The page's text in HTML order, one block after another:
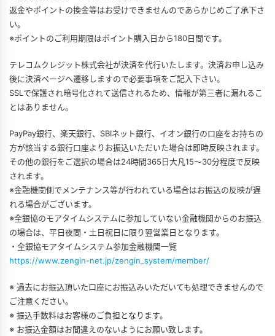
返金やポイントの換金等はお受けできませんのであらかじめご了承下さ
い。
※ポイントのご利用期限はポイント購入日から180日間です。
テレコムクレジット株式会社が決済を代行いたします。決済お申し込み
後に決済ページへ遷移しますので必要事項をご記入下さい。
SSLで保護され暗号化されて送信されるため、情報が第三者に漏れるこ
とはありません。
PayPay銀行、楽天銀行、SBIネット銀行、イオン銀行の口座をお持ちの
方が該当する銀行口座よりお振込いただいた場合は即時反映されます。
その他の銀行をご選択の場合は24時間365日大凡15～30分程度で反映
されます。
※金融機関側でメンテナンス等が行われている場合はお振込の反映が遅
れる場合がございます。
※全銀協のモアタイムシステムに参加していない金融機関からのお振込
の場合は、平日夜間・土日祝日に限り翌営業日となります。
・全銀協モアタイムシステム参加金融機関一覧
https://www.zengin-net.jp/zengin_system/member/
※ 過去にお振込頂いた口座にお振込みいただいても処理できませんので
ご注意ください。
※ 振込手数料はお客様のご負担となります。
※ お振込金額はお間違えのないようにお願い致します。